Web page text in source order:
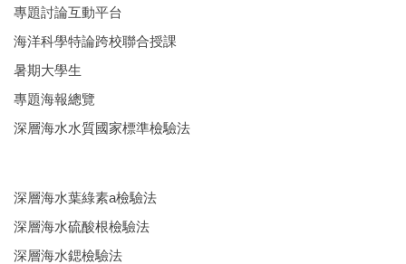
專題討論互動平台
海洋科學特論跨校聯合授課
暑期大學生
專題海報總覽
深層海水水質國家標準檢驗法
深層海水葉綠素a檢驗法
深層海水硫酸根檢驗法
深層海水鍶檢驗法